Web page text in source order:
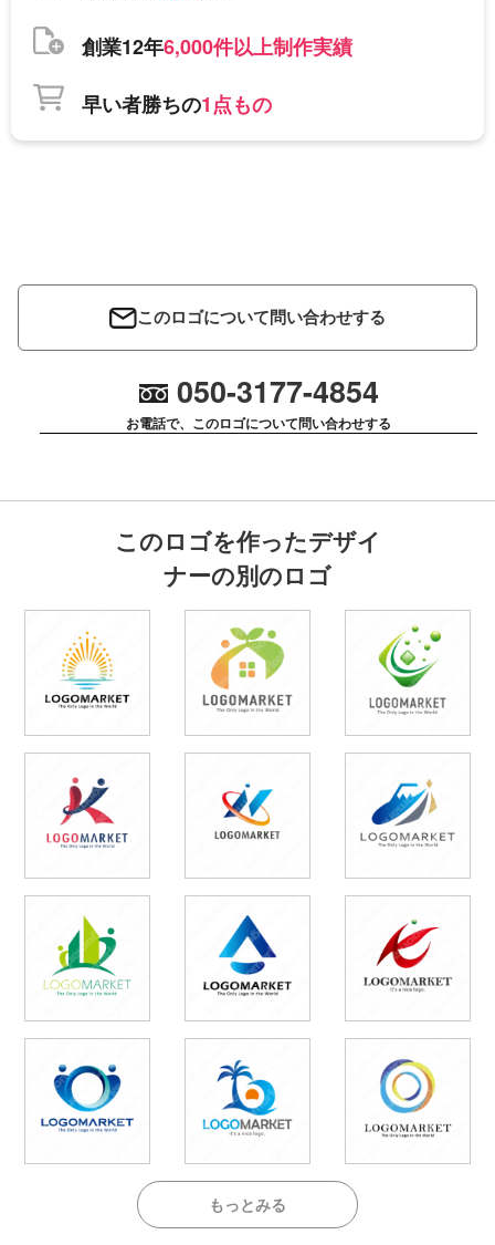
創業12年6,000件以上制作実績
早い者勝ちの1点もの
このロゴについて問い合わせする
050-3177-4854
お電話で、このロゴについて問い合わせする
このロゴを作ったデザイ
ナーの別のロゴ
もっとみる